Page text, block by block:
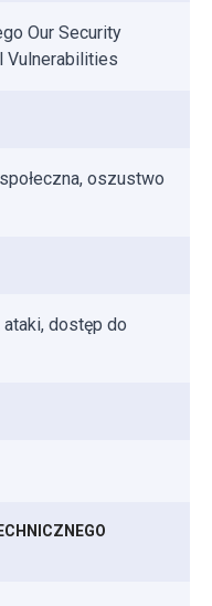
Our Security
Vulnerabilities
oszustwo
ataki, dostęp do